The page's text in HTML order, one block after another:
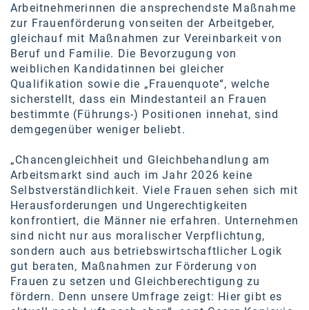
Kontakt
Arbeitnehmerinnen die ansprechendste Maßnahme
zur Frauenförderung vonseiten der Arbeitgeber,
gleichauf mit Maßnahmen zur Vereinbarkeit von
Beruf und Familie. Die Bevorzugung von
weiblichen Kandidatinnen bei gleicher
Qualifikation sowie die „Frauenquote“, welche
sicherstellt, dass ein Mindestanteil an Frauen
bestimmte (Führungs-) Positionen innehat, sind
demgegenüber weniger beliebt.
„Chancengleichheit und Gleichbehandlung am
Arbeitsmarkt sind auch im Jahr 2026 keine
Selbstverständlichkeit. Viele Frauen sehen sich mit
Herausforderungen und Ungerechtigkeiten
konfrontiert, die Männer nie erfahren. Unternehmen
sind nicht nur aus moralischer Verpflichtung,
sondern auch aus betriebswirtschaftlicher Logik
gut beraten, Maßnahmen zur Förderung von
Frauen zu setzen und Gleichberechtigung zu
fördern. Denn unsere Umfrage zeigt: Hier gibt es